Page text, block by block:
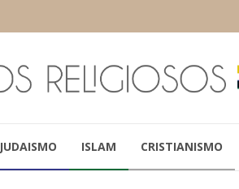
JUDAISMO ISLAM CRISTIANISMO